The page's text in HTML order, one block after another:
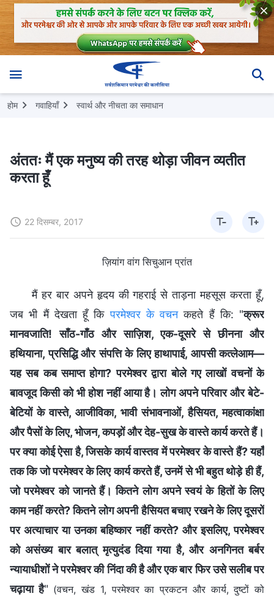
होम गवाहियाँ स्वार्थ और नीचता का समाधान
अंततः मैं एक मनुष्य की तरह थोड़ा जीवन व्यतीत
करता हूँ
22 दिसम्बर, 2017
ज़ियांग वांग सिचुआन प्रांत
मैं हर बार अपने हृदय की गहराई से ताड़ना महसूस करता हूँ,
जब भी मैं देखता हूँ किपरमेश्वर के वचनकहते हैं कि: "क्रूर
मानवजाति! साँठ-गाँठ और साज़िश, एक-दूसरे से छीनना और
हथियाना, प्रसिद्धि और संपत्ति के लिए हाथापाई, आपसी कत्लेआम—
यह सब कब समाप्त होगा? परमेश्वर द्वारा बोले गए लाखों वचनों के
बावजूद किसी को भी होश नहीं आया है। लोग अपने परिवार और बेटे-
बेटियों के वास्ते, आजीविका, भावी संभावनाओं, हैसियत, महत्वाकांक्षा
और पैसों के लिए, भोजन, कपड़ों और देह-सुख के वास्ते कार्य करते हैं।
पर क्या कोई ऐसा है, जिसके कार्य वास्तव में परमेश्वर के वास्ते हैं? यहाँ
तक कि जो परमेश्वर के लिए कार्य करते हैं, उनमें से भी बहुत थोड़े ही हैं,
जो परमेश्वर को जानते हैं। कितने लोग अपने स्वयं के हितों के लिए
काम नहीं करते? कितने लोग अपनी हैसियत बचाए रखने के लिए दूसरों
पर अत्याचार या उनका बहिष्कार नहीं करते? और इसलिए, परमेश्वर
को असंख्य बार बलात् मृत्युदंड दिया गया है, और अनगिनत बर्बर
न्यायाधीशों ने परमेश्वर की निंदा की है और एक बार फिर उसे सलीब पर
चढ़ाया है" (वचन, खंड 1, परमेश्वर का प्रकटन और कार्य, दुष्टों को